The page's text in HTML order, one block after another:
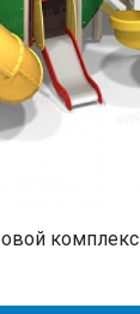
комплекс